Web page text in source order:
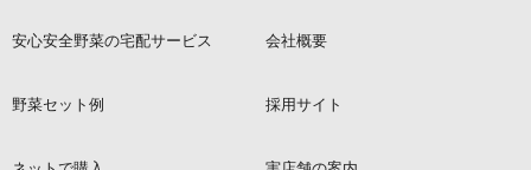
安心安全野菜の宅配サービス 会社概要
野菜セット例 採用サイト